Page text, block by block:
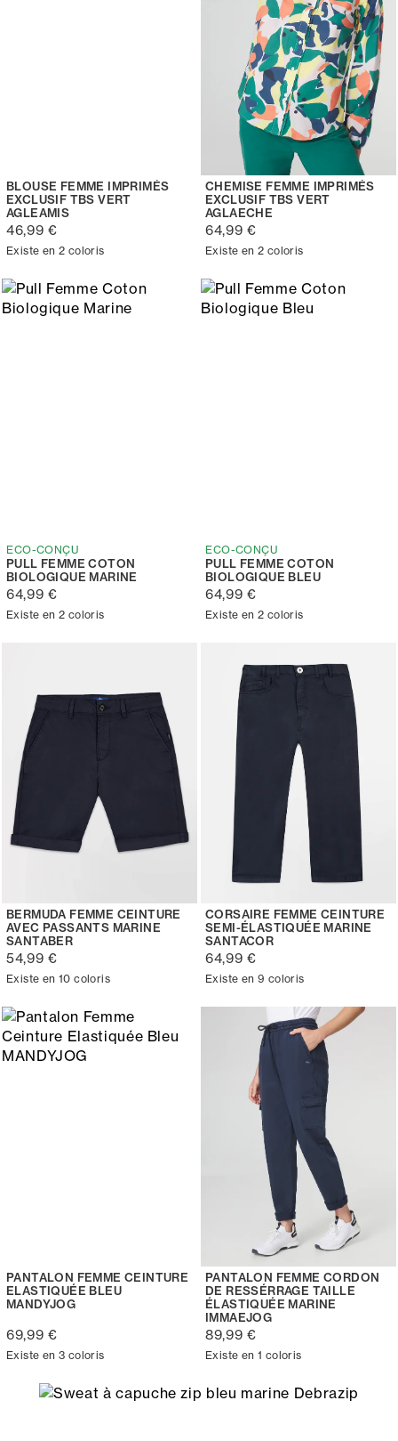
BLOUSE FEMME IMPRIMÉS
EXCLUSIF TBS VERT
AGLEAMIS
46,99 €
Existe en 2 coloris
CHEMISE FEMME IMPRIMÉS
EXCLUSIF TBS VERT
AGLAECHE
64,99 €
Existe en 2 coloris
ECO-CONÇU
PULL FEMME COTON
BIOLOGIQUE MARINE
64,99 €
Existe en 2 coloris
ECO-CONÇU
PULL FEMME COTON
BIOLOGIQUE BLEU
64,99 €
Existe en 2 coloris
BERMUDA FEMME CEINTURE
AVEC PASSANTS MARINE
SANTABER
54,99 €
Existe en 10 coloris
CORSAIRE FEMME CEINTURE
SEMI-ÉLASTIQUÉE MARINE
SANTACOR
64,99 €
Existe en 9 coloris
PANTALON FEMME CEINTURE
ELASTIQUÉE BLEU
MANDYJOG
69,99 €
Existe en 3 coloris
PANTALON FEMME CORDON
DE RESSÉRRAGE TAILLE
ÉLASTIQUÉE MARINE
IMMAEJOG
89,99 €
Existe en 1 coloris